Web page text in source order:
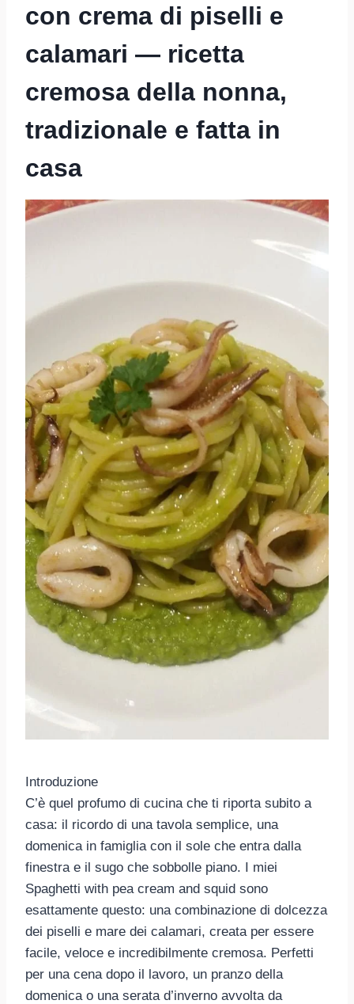
con crema di piselli e
calamari — ricetta
cremosa della nonna,
tradizionale e fatta in
casa
Introduzione
C’è quel profumo di cucina che ti riporta subito a
casa: il ricordo di una tavola semplice, una
domenica in famiglia con il sole che entra dalla
finestra e il sugo che sobbolle piano. I miei
Spaghetti with pea cream and squid sono
esattamente questo: una combinazione di dolcezza
dei piselli e mare dei calamari, creata per essere
facile, veloce e incredibilmente cremosa. Perfetti
per una cena dopo il lavoro, un pranzo della
domenica o una serata d’inverno avvolta da